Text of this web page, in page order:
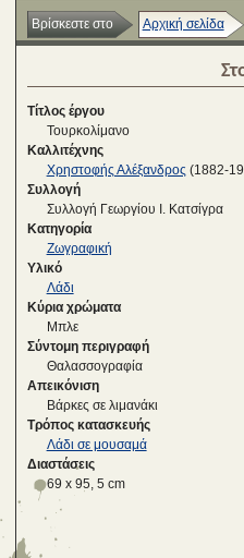
Βρίσκεστε στο Αρχική σελίδα
Τίτλος έργου
Τουρκολίμανο
Καλλιτέχνης
Χρηστοφής Αλέξανδρος (1882-
Συλλογή
Συλλογή Γεωργίου Ι. Κατσίγρα
Κατηγορία
Ζωγραφική
Υλικό
Λάδι
Κύρια χρώματα
Μπλε
Σύντομη περιγραφή
Θαλασσογραφία
Απεικόνιση
Βάρκες σε λιμανάκι
Τρόπος κατασκευής
Λάδι σε μουσαμά
Διαστάσεις
69 x 95, 5 cm